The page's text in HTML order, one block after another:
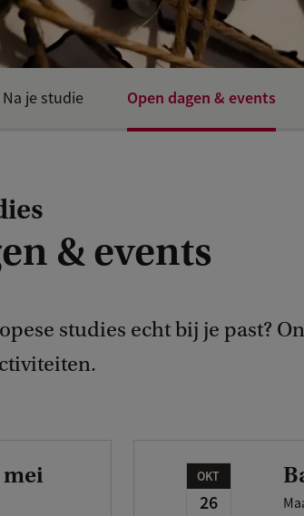
& events
studies echt bij je past?
Na je studie Open dagen & events
mei
OKT
26